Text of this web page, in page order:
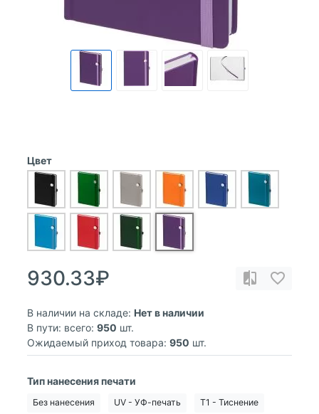
Цвет
930.33₽
В наличии на складе: Нет в наличии
В пути: всего: 950 шт.
Ожидаемый приход товара: 950 шт.
Тип нанесения печати
Без нанесения UV - УФ-печать T1 - Тиснение